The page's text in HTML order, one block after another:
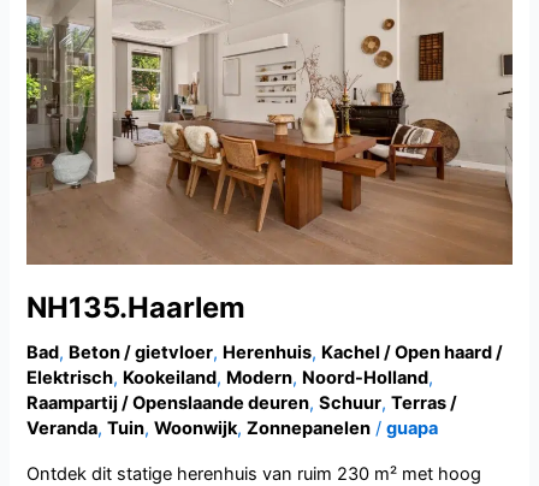
NH135.Haarlem
Bad, Beton / gietvloer, Herenhuis, Kachel / Open haard /
Elektrisch, Kookeiland, Modern, Noord-Holland,
Raampartij / Openslaande deuren,Schuur,Terras /
Veranda,Tuin,Woonwijk,Zonnepanelen /guapa
Ontdek dit statige herenhuis van ruim 230 m² met hoog